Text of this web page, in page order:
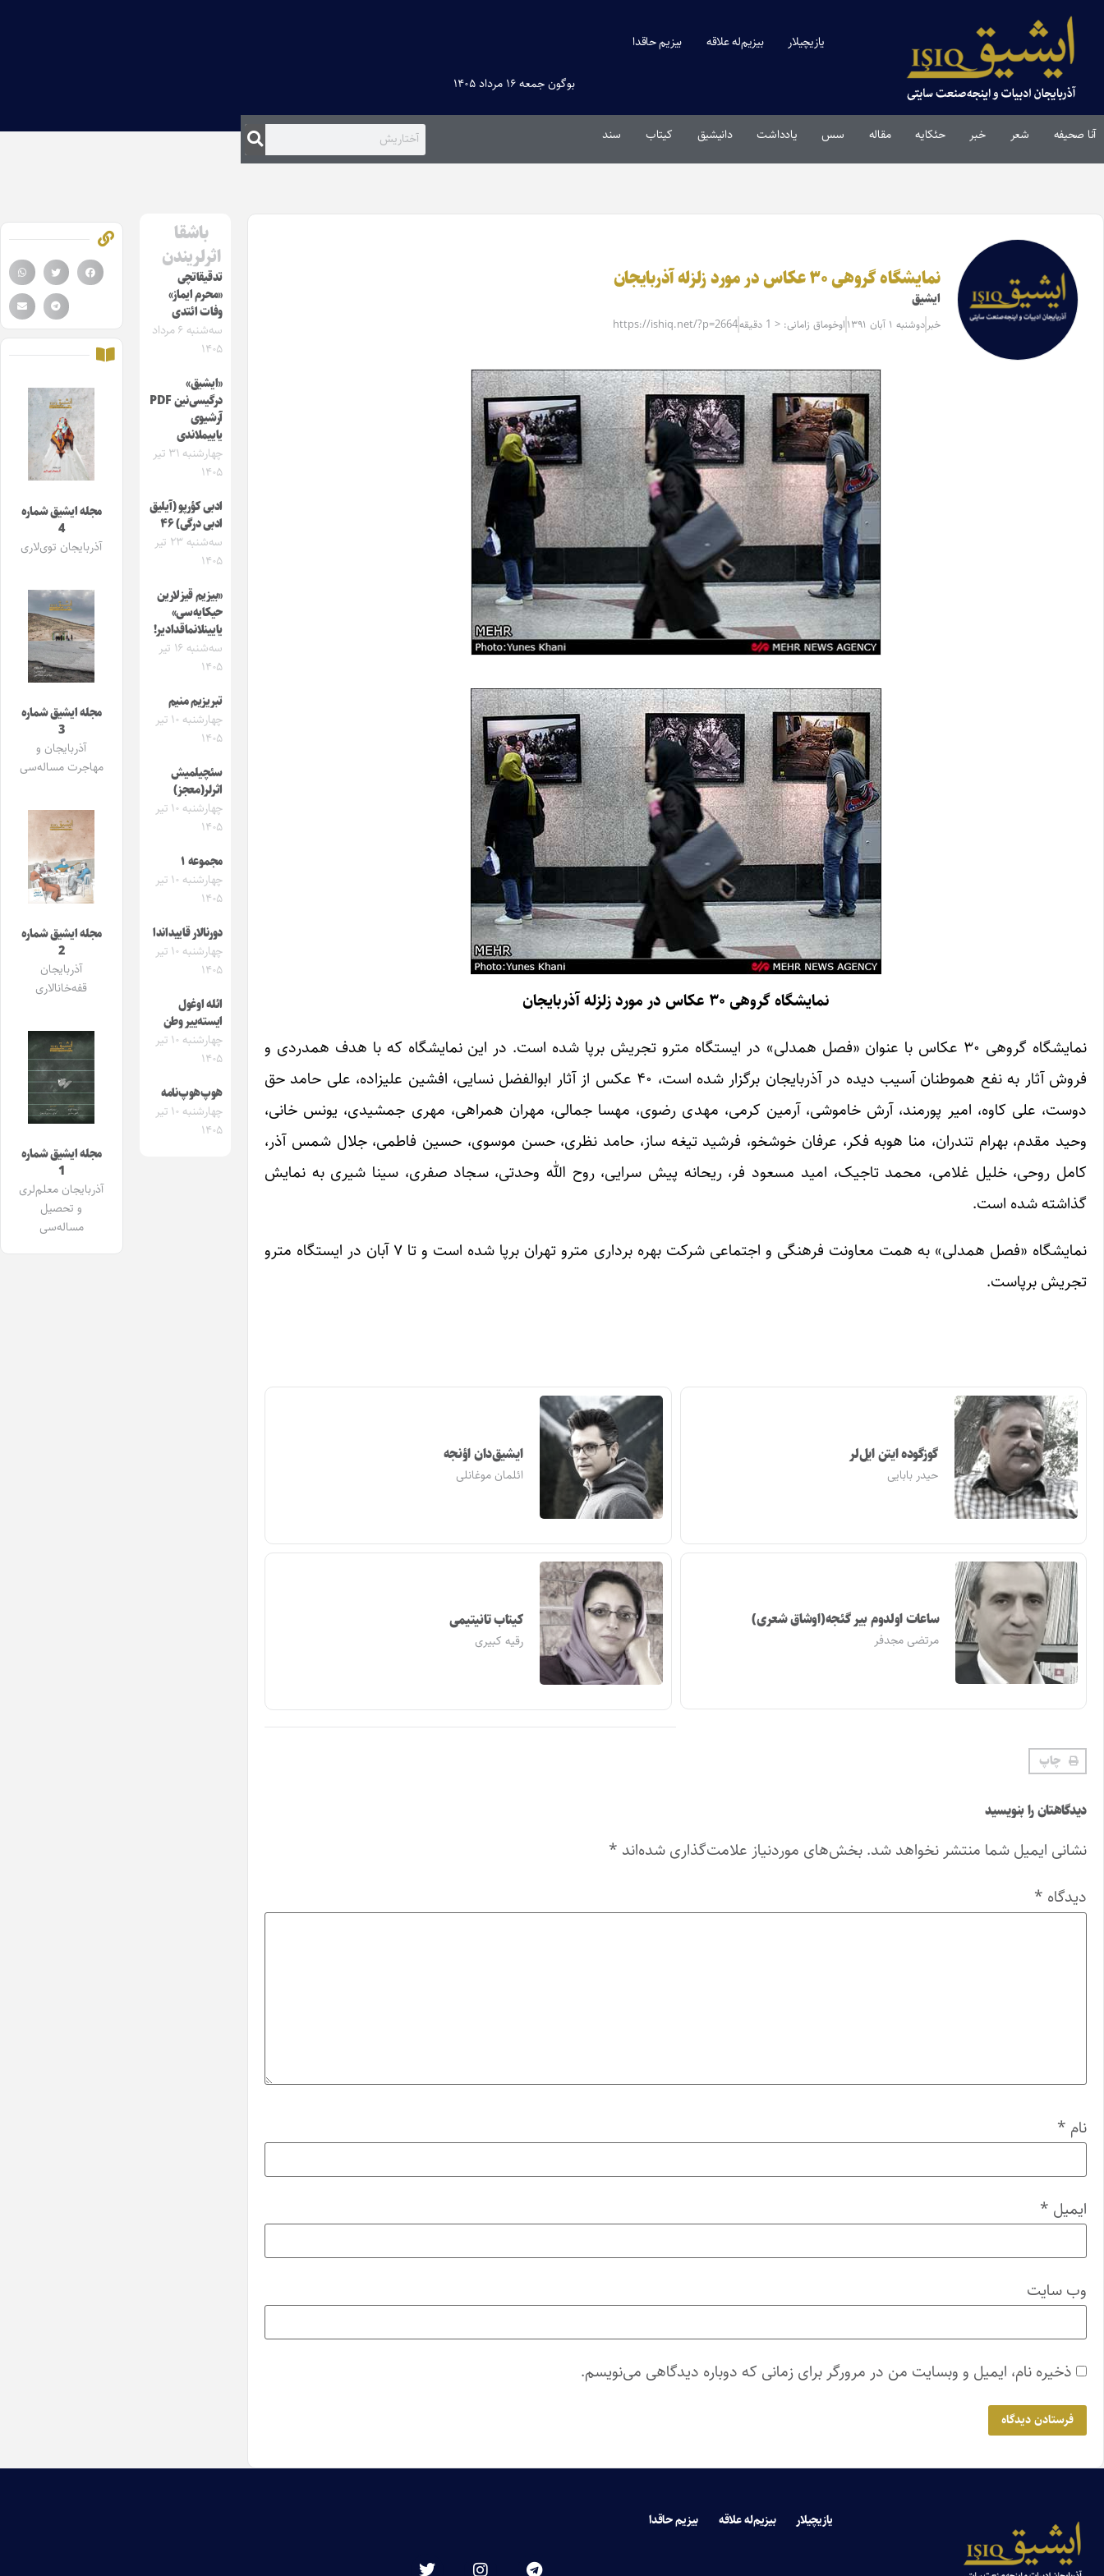
یازیچیلار بیزیم‌له علاقه بیزیم حاقدا
بوگون جمعه ۱۶ مرداد ۱۴۰۵
آنا صحیفه شعر خبر حئکایه مقاله‌ سس یادداشت دانیشیق کیتاب سند
نمایشگاه گروهی ۳۰ عکاس در مورد زلزله آذربایجان
ایشیق
خبر دوشنبه ۱ آبان ۱۳۹۱ اوخوماق زامانی: < 1 دقیقه https://ishiq.net/?p=2664
نمایشگاه گروهی ۳۰ عکاس در مورد زلزله آذربایجان
نمایشگاه گروهی ۳۰ عکاس با عنوان «فصل همدلی» در ایستگاه مترو تجریش برپا شده است. در این نمایشگاه که با هدف همدردی و
فروش آثار به نفع هموطنان آسیب دیده در آذربایجان برگزار شده است، ۴۰ عکس از آثار ابوالفضل نسایی، افشین علیزاده، علی حامد حق
دوست، علی کاوه، امیر پورمند، آرش خاموشی، آرمین کرمی، مهدی رضوی، مهسا جمالی، مهران همراهی، مهری جمشیدی، یونس خانی،
وحید مقدم، بهرام تندران، منا هوبه فکر، عرفان خوشخو، فرشید تیغه ساز، حامد نظری، حسن موسوی، حسین فاطمی، جلال شمس آذر،
کامل روحی، خلیل غلامی، محمد تاجیک، امید مسعود فر، ریحانه پیش سرایی، روح الله وحدتی، سجاد صفری، سینا شیری به نمایش
گذاشته شده است.
نمایشگاه «فصل همدلی» به همت معاونت فرهنگی و اجتماعی شرکت بهره برداری مترو تهران برپا شده است و تا ۷ آبان در ایستگاه مترو
تجریش برپاست.
گوزگوده ایتن ایل‌لر
حیدر بابایی
ایشیق‌دان اؤنجه
ائلمان موغانلی
ساعات اولدوم بیر گئجه(اوشاق شعری)
مرتضی مجدفر
کیتاب تانیتیمی
رقیه کبیری
چاپ
دیدگاهتان را بنویسید
نشانی ایمیل شما منتشر نخواهد شد. بخش‌های موردنیاز علامت‌گذاری شده‌اند *
دیدگاه *
نام *
ایمیل *
وب‌ سایت
ذخیره نام، ایمیل و وبسایت من در مرورگر برای زمانی که دوباره دیدگاهی می‌نویسم.
باشقا
اثرلریندن
تدقیقاتچی
«محرم ایماز»
وفات ائتدی
سه‌شنبه ۶ مرداد
۱۴۰۵
«ایشیق»
درگیسی‌نین PDF
آرشیوی
یاییملاندی
چهارشنبه ۳۱ تیر
۱۴۰۵
ادبی کؤرپو (آیلیق
ادبی درگی) ۴۶
سه‌شنبه ۲۳ تیر
۱۴۰۵
«بیزیم قیزلارین
حیکایه‌سی»
یایینلانماقدادیر!
سه‌شنبه ۱۶ تیر
۱۴۰۵
تبریزیم منیم
چهارشنبه ۱۰ تیر
۱۴۰۵
سئچیلمیش
اثرلر(معجز)
چهارشنبه ۱۰ تیر
۱۴۰۵
مجموعه ۱
چهارشنبه ۱۰ تیر
۱۴۰۵
دورنالار قاییداندا
چهارشنبه ۱۰ تیر
۱۴۰۵
ائله اوغول
ایسته‌ییر وطن
چهارشنبه ۱۰ تیر
۱۴۰۵
هوپ‌هوپ‌نامه
چهارشنبه ۱۰ تیر
۱۴۰۵
مجله ایشیق شماره
4
آذربایجان توی‌لاری
مجله ایشیق شماره
3
آذربایجان و
مهاجرت مساله‌سی
مجله ایشیق شماره
2
آذربایجان
قفه‌خانالاری
مجله ایشیق شماره
1
آذربایجان معلم‌لری
و تحصیل
مساله‌سی
یازیچیلار بیزیم‌له علاقه بیزیم حاقدا